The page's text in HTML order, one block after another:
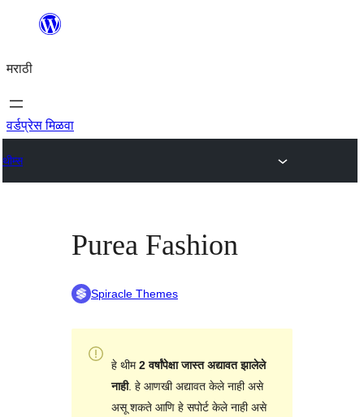
सामुग्रीवर
मराठी
वर्डप्रेस मिळवा
थीम्स
Purea Fashion
Spiracle Themes
हे थीम2 वर्षांपेक्षा जास्त अद्यावत झालेले
नाही. हे आणखी अद्यावत केले नाही असे
असू शकते आणि हे सपोर्ट केले नाही असे